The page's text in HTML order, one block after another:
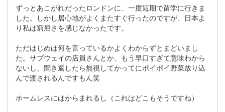
ずっとあこがれだったロンドンに、一度短期で留学に行きま
した。しかし居心地がよくまたすぐ行ったのですが、日本よ
り私は窮屈さを感じなかったです。
ただはじめは何を言っているかよくわからずとまどいまし
た。サブウェイの店員さんとか、もう早口すぎて意味わから
ないし、聞き返したら無視してかってにポイポイ野菜放り込
んで渡されるんですもん笑
ホームレスにはからまれるし（これはどこもそうですね）